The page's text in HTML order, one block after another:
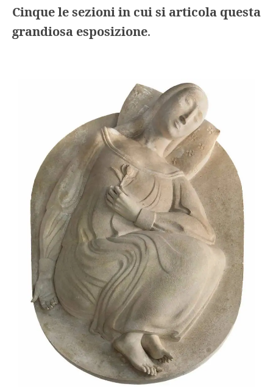
Cinque le sezioni in cui si articola questa
grandiosa esposizione.